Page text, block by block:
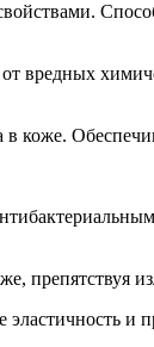
вредных
коже.
препятствуя
и